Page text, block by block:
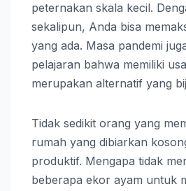
peternakan skala kecil.
sekalipun, Anda bisa
yang ada. Masa pandemi
pelajaran bahwa memiliki
merupakan alternatif yang
Tidak sedikit orang yang
rumah yang dibiarkan
produktif. Mengapa tidak
beberapa ekor ayam untuk